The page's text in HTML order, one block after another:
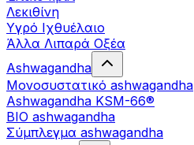
Λεκιθίνη
Υγρό Ιχθυέλαιο
Άλλα Λιπαρά Οξέα
Ashwagandha
Μονοσυστατικό ashwagandha
Ashwagandha KSM-66®
BIO ashwagandha
Σύμπλεγμα ashwagandha